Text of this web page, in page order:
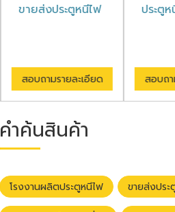
ขายส่งประตูหนีไฟ
สอบถามรายละเอียด
ประตูห
สอบถา
คำค้นสินค้า
โรงงานผลิตประตูหนีไฟ ขายส่งประ